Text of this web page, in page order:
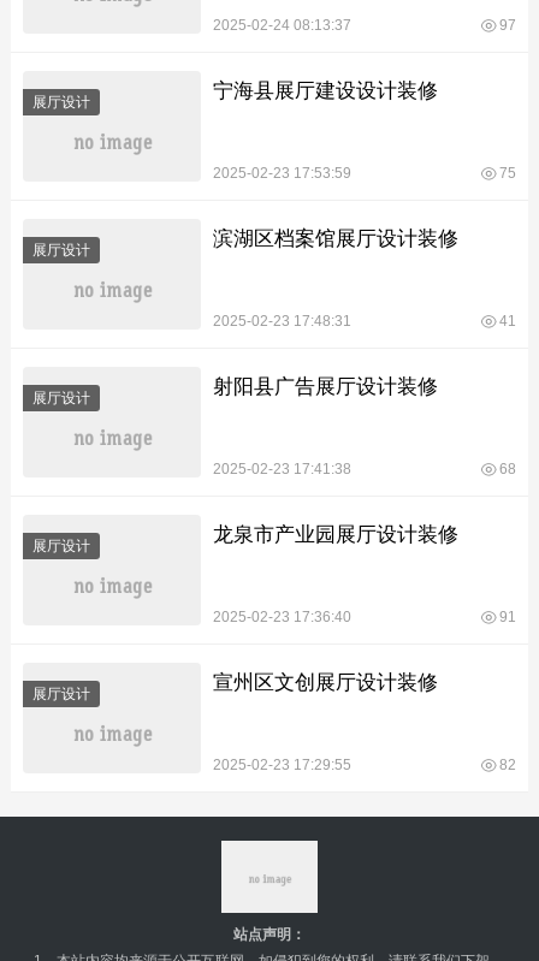
2025-02-24 08:13:37 97
展厅设计 宁海县展厅建设设计装修
2025-02-23 17:53:59 75
展厅设计 滨湖区档案馆展厅设计装修
2025-02-23 17:48:31 41
展厅设计 射阳县广告展厅设计装修
2025-02-23 17:41:38 68
展厅设计 龙泉市产业园展厅设计装修
2025-02-23 17:36:40 91
展厅设计 宣州区文创展厅设计装修
2025-02-23 17:29:55 82
站点声明：